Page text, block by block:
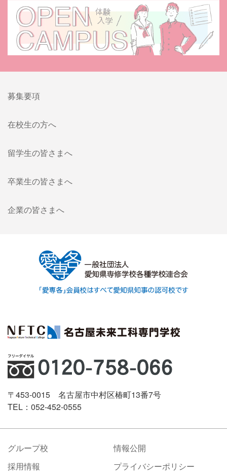
募集要項
在校生の方へ
留学生の皆さまへ
卒業生の皆さまへ
企業の皆さまへ
〒453-0015 名古屋市中村区椿町13番7号
TEL：052-452-0555
グループ校
情報公開
採用情報
プライバシーポリシー